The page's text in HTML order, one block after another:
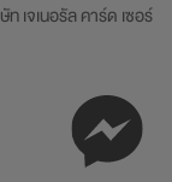
ท เจเนอรัล คาร์ด เซอร์